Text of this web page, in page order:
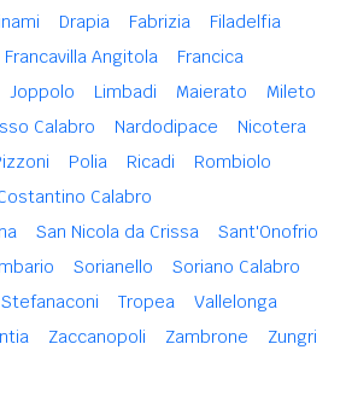
Drapia Fabrizia
Filadelfia
Francavilla Angitola
Francica
Joppolo Limbadi Maierato
Mileto
Calabro Nardodipace
Nicotera
Polia Ricadi
Rombiolo
Calabro
San Nicola da Crissa
Sant'Onofrio
Sorianello
Soriano Calabro
Stefanaconi Tropea
Vallelonga
Zaccanopoli Zambrone Zungri